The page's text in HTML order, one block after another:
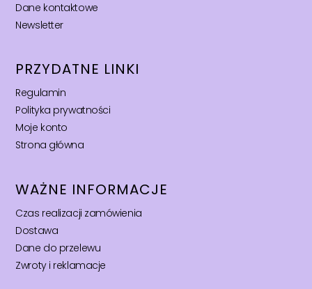
Dane kontaktowe
Newsletter
PRZYDATNE LINKI
Regulamin
Polityka prywatności
Moje konto
Strona główna
WAŻNE INFORMACJE
Czas realizacji zamówienia
Dostawa
Dane do przelewu
Zwroty i reklamacje